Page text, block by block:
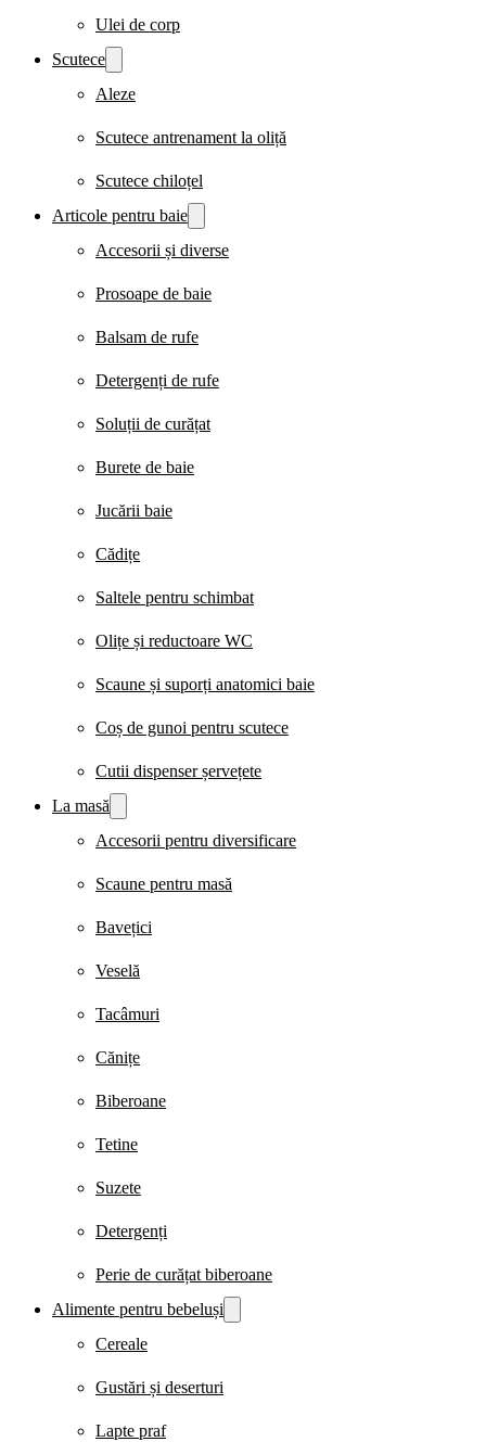
Ulei de corp
Scutece
Aleze
Scutece antrenament la oliță
Scutece chiloțel
Articole pentru baie
Accesorii și diverse
Prosoape de baie
Balsam de rufe
Detergenți de rufe
Soluții de curățat
Burete de baie
Jucării baie
Cădițe
Saltele pentru schimbat
Olițe și reductoare WC
Scaune și suporți anatomici baie
Coș de gunoi pentru scutece
Cutii dispenser șervețete
La masă
Accesorii pentru diversificare
Scaune pentru masă
Bavețici
Veselă
Tacâmuri
Cănițe
Biberoane
Tetine
Suzete
Detergenți
Perie de curățat biberoane
Alimente pentru bebeluși
Cereale
Gustări și deserturi
Lapte praf